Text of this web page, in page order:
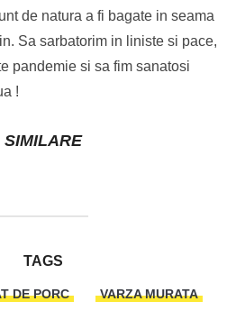
de natura a fi bagate in seama
Sa sarbatorim in liniste si pace,
pandemie si sa fim sanatosi
!
SIMILARE
TAGS
DE PORC VARZA MURATA